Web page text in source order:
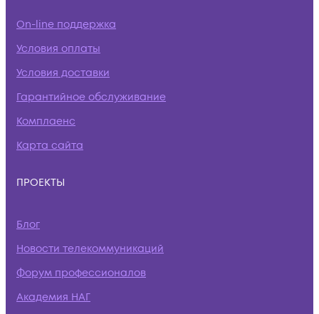
On-line поддержка
Условия оплаты
Условия доставки
Гарантийное обслуживание
Комплаенс
Карта сайта
ПРОЕКТЫ
Блог
Новости телекоммуникаций
Форум профессионалов
Академия НАГ